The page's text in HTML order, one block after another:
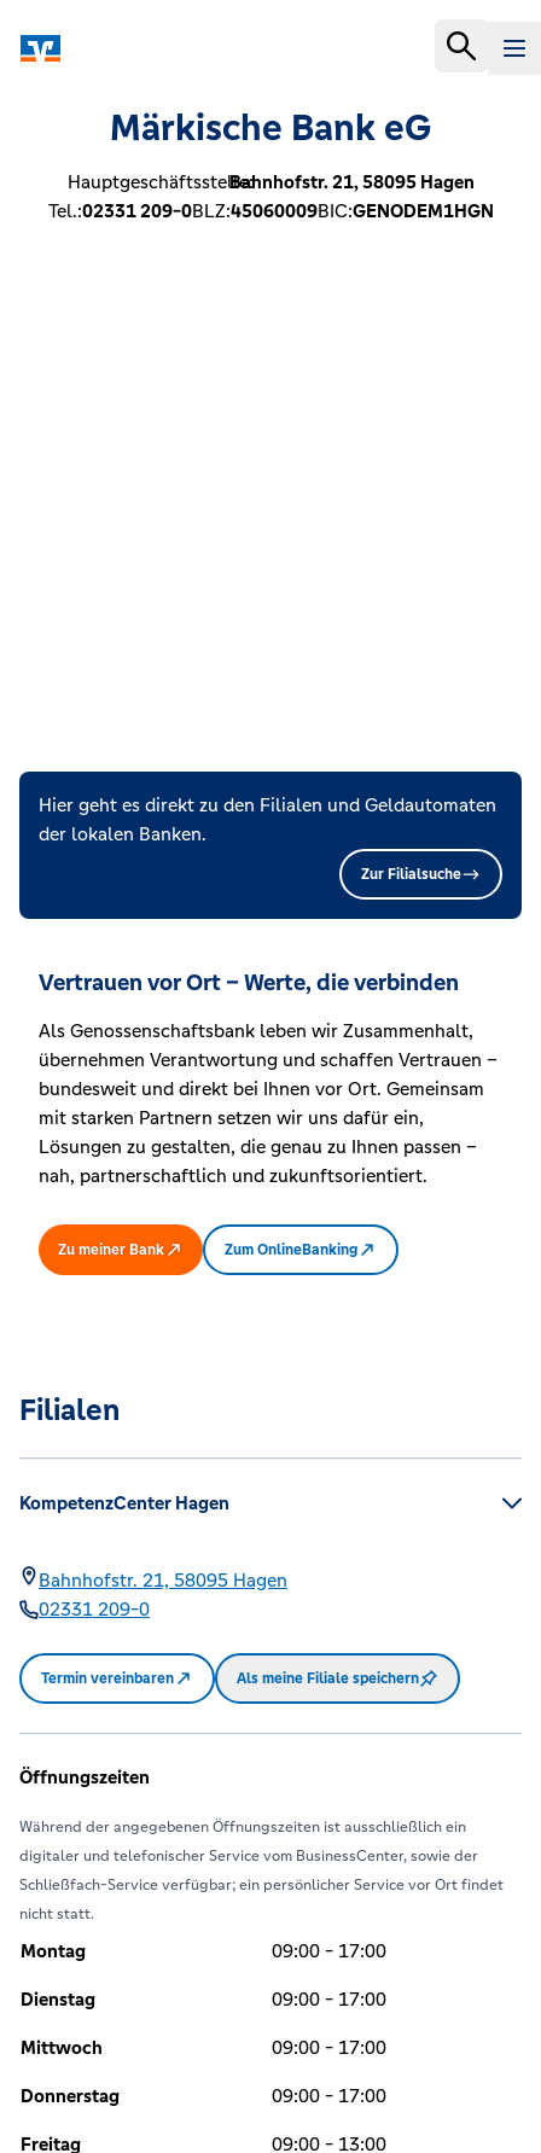
Märkische Bank eG
Hauptgeschäftsstelle:Bahnhofstr. 21,58095 Hagen
Tel.:02331 209-0BLZ:45060009BIC:GENODEM1HGN
Hier geht es direkt zu den Filialen und Geldautomaten
der lokalen Banken.
Zur Filialsuche
Vertrauen vor Ort – Werte, die verbinden
Als Genossenschaftsbank leben wir Zusammenhalt,
übernehmen Verantwortung und schaffen Vertrauen –
bundesweit und direkt bei Ihnen vor Ort. Gemeinsam
mit starken Partnern setzen wir uns dafür ein,
Lösungen zu gestalten, die genau zu Ihnen passen –
nah, partnerschaftlich und zukunftsorientiert.
Zu meiner Bank Zum OnlineBanking
Filialen
KompetenzCenter Hagen
Bahnhofstr. 21, 58095 Hagen
02331 209-0
Termin vereinbaren Als meine Filiale speichern
Öffnungszeiten
Während der angegebenen Öffnungszeiten ist ausschließlich ein
digitaler und telefonischer Service vom BusinessCenter, sowie der
Schließfach-Service verfügbar; ein persönlicher Service vor Ort findet
nicht statt.
Montag 09:00 - 17:00
Dienstag 09:00 - 17:00
Mittwoch 09:00 - 17:00
Donnerstag 09:00 - 17:00
Freitag 09:00 - 13:00